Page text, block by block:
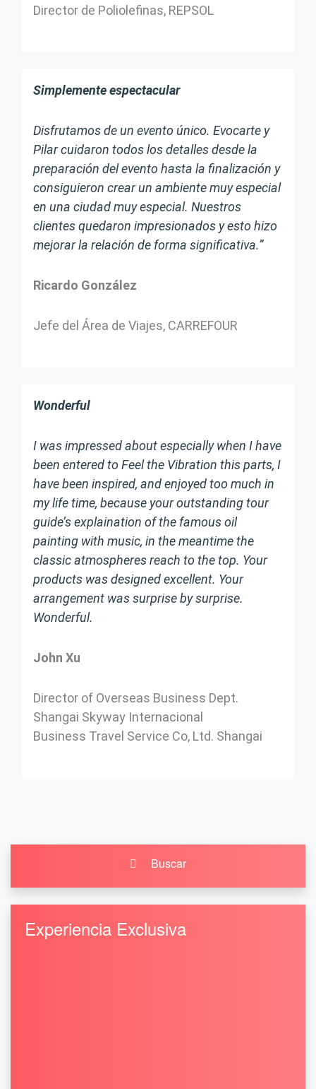
Director de Poliolefinas, REPSOL
Simplemente espectacular
Disfrutamos de un evento único. Evocarte y
Pilar cuidaron todos los detalles desde la
preparación del evento hasta la finalización y
consiguieron crear un ambiente muy especial
en una ciudad muy especial. Nuestros
clientes quedaron impresionados y esto hizo
mejorar la relación de forma significativa.”
Ricardo González
Jefe del Área de Viajes, CARREFOUR
Wonderful
I was impressed about especially when I have
been entered to Feel the Vibration this parts, I
have been inspired, and enjoyed too much in
my life time, because your outstanding tour
guide’s explaination of the famous oil
painting with music, in the meantime the
classic atmospheres reach to the top. Your
products was designed excellent. Your
arrangement was surprise by surprise.
Wonderful.
John Xu
Director of Overseas Business Dept.
Shangai Skyway Internacional
Business Travel Service Co, Ltd. Shangai
Buscar
Experiencia Exclusiva